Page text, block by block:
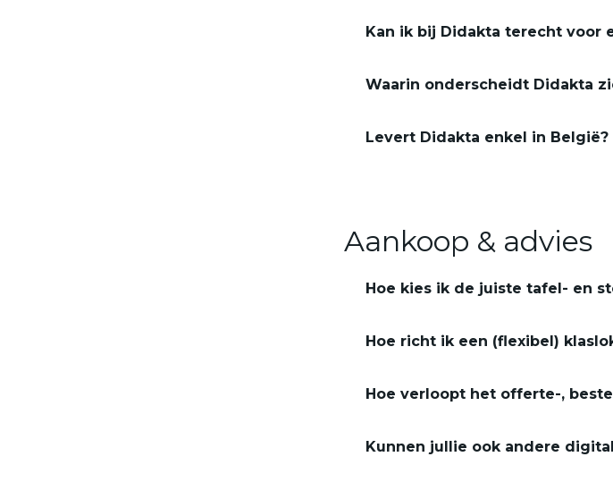
Kan ik bij Didakta terecht voor
Waarin onderscheidt Didakta
Levert Didakta enkel in België?
Aankoop & advies
Hoe kies ik de juiste tafel- en
Hoe richt ik een (flexibel)
Hoe verloopt het offerte-,
Kunnen jullie ook andere